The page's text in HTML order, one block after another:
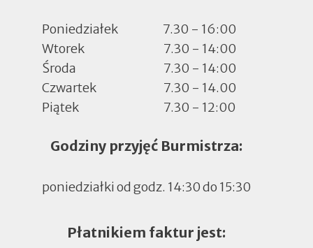
Poniedziałek
7.30 - 16:00
Wtorek
7.30 - 14:00
Środa
7.30 - 14:00
Czwartek
7.30 - 14.00
Piątek
7.30 - 12:00
Godziny przyjęć Burmistrza:
poniedziałki od godz. 14:30 do 15:30
Płatnikiem faktur jest: